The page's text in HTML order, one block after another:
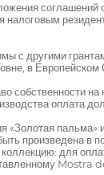
соглашений
с другими
в
собственности
оплата
«Золотая
произведена в
для